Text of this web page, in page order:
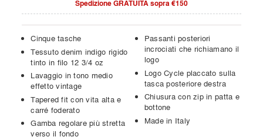
Spedizione GRATUITA sopra €150
Cinque tasche
Tessuto denim indigo rigido
tinto in filo 12 3/4 oz
Lavaggio in tono medio
effetto vintage
Tapered fit con vita alta e
carré foderato
Gamba regolare più stretta
verso il fondo
Passanti posteriori
incrociati che richiamano il
logo
Logo Cycle placcato sulla
tasca posteriore destra
Chiusura con zip in patta e
bottone
Made in Italy